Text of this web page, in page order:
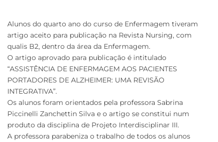
Alunos do quarto ano do curso de Enfermagem tiveram
artigo aceito para publicação na Revista Nursing, com
qualis B2, dentro da área da Enfermagem.
O artigo aprovado para publicação é intitulado
“ASSISTÊNCIA DE ENFERMAGEM AOS PACIENTES
PORTADORES DE ALZHEIMER: UMA REVISÃO
INTEGRATIVA”.
Os alunos foram orientados pela professora Sabrina
Piccinelli Zanchettin Silva e o artigo se constitui num
produto da disciplina de Projeto Interdisciplinar III.
A professora parabeniza o trabalho de todos os alunos